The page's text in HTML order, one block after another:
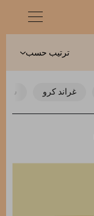
ترتيب حسب
غراند كرو